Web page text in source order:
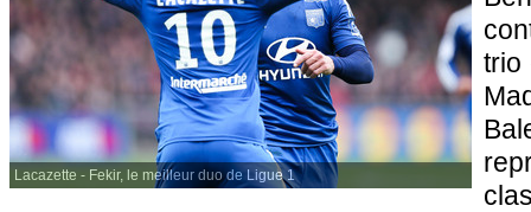
Lacazette - Fekir, le meilleur duo de Ligue 1
trio